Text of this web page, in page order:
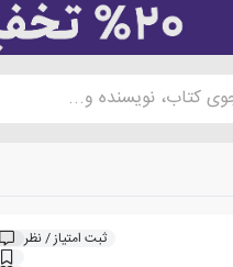
کتاب، نویسنده و...
ثبت امتیاز / نظر